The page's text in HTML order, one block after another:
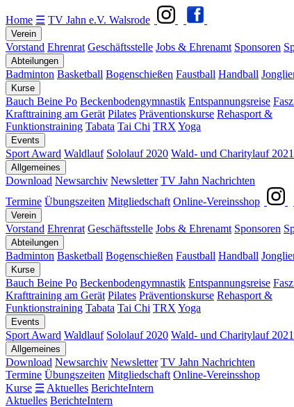
Home ☰ TV Jahn e.V. Walsrode
Verein
Vorstand Ehrenrat Geschäftsstelle Jobs & Ehrenamt Sponsoren
Abteilungen
Badminton Basketball Bogenschießen Faustball Handball
Kurse
Bauch Beine Po Beckenbodengymnastik Entspannungsreise
Krafttraining am Gerät Pilates Präventionskurse Rehasport &
Funktionstraining Tabata Tai Chi TRX Yoga
Events
Sport Award Waldlauf Sololauf 2020 Wald- und Charitylauf 2021
Allgemeines
Download Newsarchiv Newsletter TV Jahn Nachrichten
Termine Übungszeiten Mitgliedschaft Online-Vereinsshop
Verein
Vorstand Ehrenrat Geschäftsstelle Jobs & Ehrenamt Sponsoren
Abteilungen
Badminton Basketball Bogenschießen Faustball Handball
Kurse
Bauch Beine Po Beckenbodengymnastik Entspannungsreise
Krafttraining am Gerät Pilates Präventionskurse Rehasport &
Funktionstraining Tabata Tai Chi TRX Yoga
Events
Sport Award Waldlauf Sololauf 2020 Wald- und Charitylauf 2021
Allgemeines
Download Newsarchiv Newsletter TV Jahn Nachrichten
Termine Übungszeiten Mitgliedschaft Online-Vereinsshop
Kurse ☰ Aktuelles BerichteIntern
Aktuelles BerichteIntern